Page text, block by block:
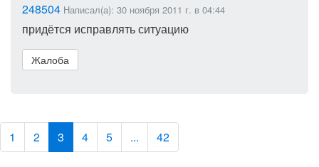
248504 Написал(а): 30 ноября 2011 г. в 04:44
придётся исправлять ситуацию
Жалоба
1 2 3 4 5 ... 42